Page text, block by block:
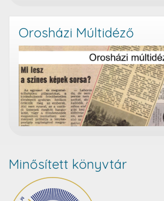
Orosházi Múltidéző
Minősített könyvtár